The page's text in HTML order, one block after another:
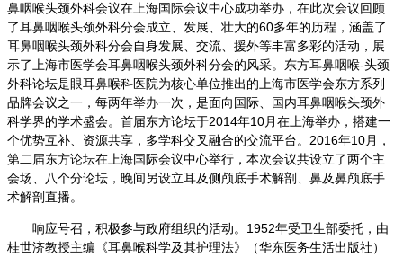
鼻咽喉头颈外科会议在上海国际会议中心成功举办，在此次会议回顾
了耳鼻咽喉头颈外科分会成立、发展、壮大的60多年的历程，涵盖了
耳鼻咽喉头颈外科分会自身发展、交流、援外等丰富多彩的活动，展
示了上海市医学会耳鼻咽喉头颈外科分会的风采。东方耳鼻咽喉-头颈
外科论坛是眼耳鼻喉科医院为核心单位推出的上海市医学会东方系列
品牌会议之一，每两年举办一次，是面向国际、国内耳鼻咽喉头颈外
科学界的学术盛会。首届东方论坛于2014年10月在上海举办，搭建一
个优势互补、资源共享，多学科交叉融合的交流平台。2016年10月，
第二届东方论坛在上海国际会议中心举行，本次会议共设立了两个主
会场、八个分论坛，晚间另设立耳及侧颅底手术解剖、鼻及鼻颅底手
术解剖直播。
响应号召，积极参与政府组织的活动。1952年受卫生部委托，由
桂世济教授主编《耳鼻喉科学及其护理法》（华东医务生活出版社）